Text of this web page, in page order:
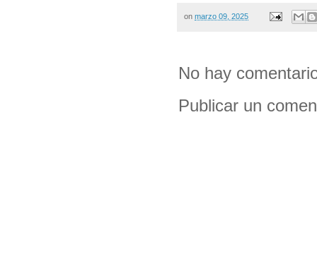
on marzo 09, 2025
No hay
Publicar un